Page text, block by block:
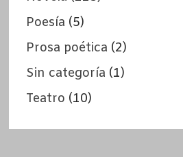
Poesía (5)
Prosa poética (2)
Sin categoría (1)
Teatro (10)